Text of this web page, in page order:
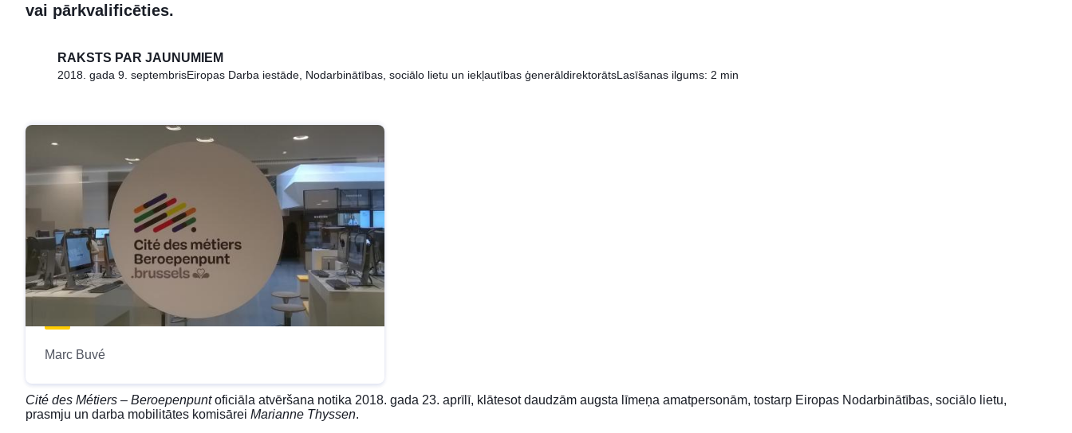
vai pārkvalificēties.
RAKSTS PAR JAUNUMIEM
2018. gada 9. septembrisEiropas Darba iestāde, Nodarbinātības, sociālo lietu un iekļautības ģenerāldirektorātsLasīšanas ilgums: 2 min
Marc Buvé
Cité des Métiers – Beroepenpuntoficiāla atvēršana notika 2018. gada 23. aprīlī, klātesot daudzām augsta līmeņa amatpersonām, tostarp Eiropas Nodarbinātības, sociālo lietu,
prasmju un darba mobilitātes komisārei Marianne Thyssen.